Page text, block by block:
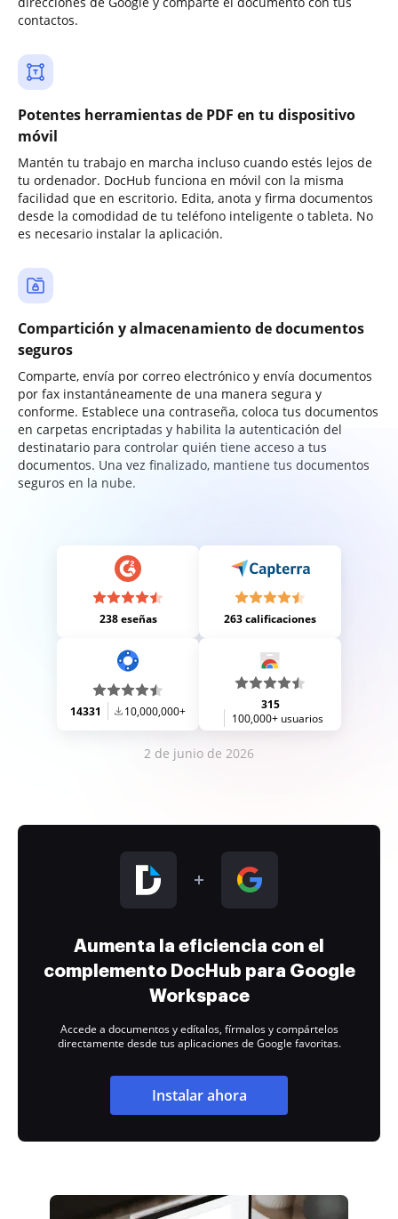
contactos.
Potentes herramientas de PDF en tu dispositivo
móvil
Mantén tu trabajo en marcha incluso cuando estés lejos de
tu ordenador. DocHub funciona en móvil con la misma
facilidad que en escritorio. Edita, anota y firma documentos
desde la comodidad de tu teléfono inteligente o tableta. No
es necesario instalar la aplicación.
Compartición y almacenamiento de documentos
seguros
Comparte, envía por correo electrónico y envía documentos
por fax instantáneamente de una manera segura y
conforme. Establece una contraseña, coloca tus documentos
en carpetas encriptadas y habilita la autenticación del
destinatario para controlar quién tiene acceso a tus
documentos. Una vez finalizado, mantiene tus documentos
seguros en la nube.
238 eseñas 263 calificaciones
14331 10,000,000+
315
100,000+ usuarios
2 de junio de 2026
Aumenta la eficiencia con el
complemento DocHub para Google
Workspace
Accede a documentos y edítalos, fírmalos y compártelos
directamente desde tus aplicaciones de Google favoritas.
Instalar ahora